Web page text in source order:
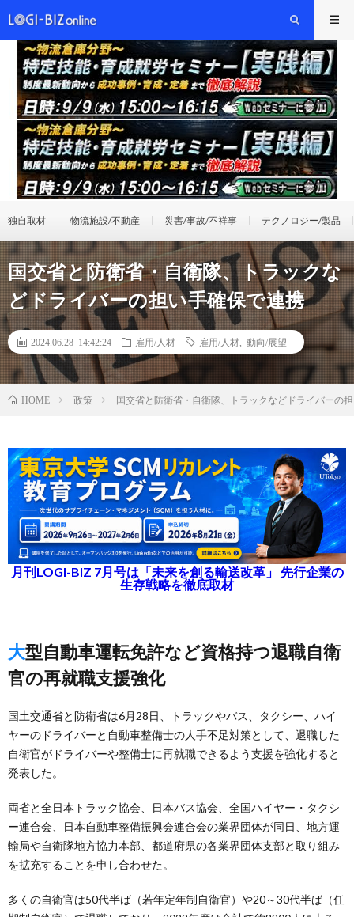
独自取材 物流施設/不動産 災害/事故/不祥事 テクノロジー/製品
国交省と防衛省・自衛隊、トラックな
どドライバーの担い手確保で連携
2024.06.28 14:42:24 雇用/人材 雇用/人材 動向/展望
HOME 政策 国交省と防衛省・自衛隊、トラックなどドライバーの
月刊LOGI-BIZ 7月号は「未来を創る輸送改革」 先行企業の
生存戦略を徹底取材
大型自動車運転免許など資格持つ退職自衛
官の再就職支援強化
国土交通省と防衛省は6月28日、トラックやバス、タクシー、ハイ
ヤーのドライバーと自動車整備士の人手不足対策として、退職した
自衛官がドライバーや整備士に再就職できるよう支援を強化すると
発表した。
両省と全日本トラック協会、日本バス協会、全国ハイヤー・タクシ
ー連合会、日本自動車整備振興会連合会の業界団体が同日、地方運
輸局や自衛隊地方協力本部、都道府県の各業界団体支部と取り組み
を拡充することを申し合わせた。
多くの自衛官は50代半ば（若年定年制自衛官）や20～30代半ば（任